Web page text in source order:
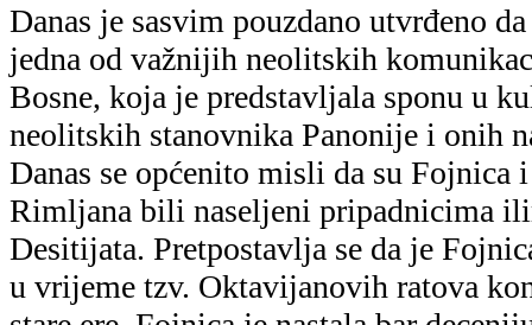
Danas je sasvim pouzdano utvrđeno
jedna od važnijih neolitskih
Bosne, koja je predstavljala sponu u
neolitskih stanovnika Panonije i onih
Danas se općenito misli da su
Rimljana bili naseljeni pripadnicima
Desitijata. Pretpostavlja se da je
u vrijeme tzv. Oktavijanovih ratova